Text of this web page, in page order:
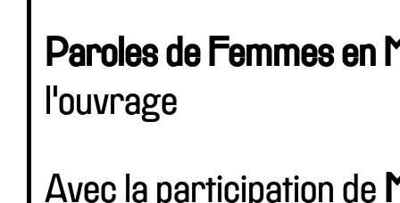
Paroles de Femmes en
l'ouvrage
Avec la participation de